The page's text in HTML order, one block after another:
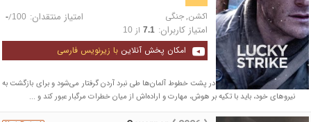
اکشن,جنگی امتیاز منتقدان: -/100
امتیاز کاربران: 7.1از 10
امکان پخش آنلاین با زیرنویس فارسی
یک سرباز آمریکایی زخمی در پشت خطوط آلمان‌ها طی نبرد آردن گرفتار می‌شود و برای بازگشت به
نیروهای خود، باید با تکیه بر هوش، مهارت و اراده‌اش از میان خطرات مرگبار عبور کند و ...